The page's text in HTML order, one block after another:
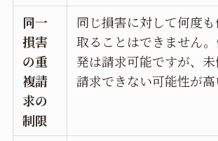
同一
損害
の重
複請
求の
制限
同じ損害に対して何度
取ることはできません
発は請求可能ですが、
請求できない可能性が高